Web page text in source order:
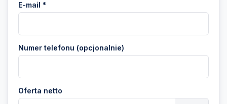
E-mail *
Numer telefonu (opcjonalnie)
Oferta netto